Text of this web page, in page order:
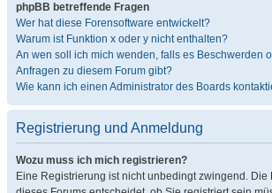
phpBB betreffende Fragen
Wer hat diese Forensoftware entwickelt?
Warum ist Funktion x oder y nicht enthalten?
An wen soll ich mich wenden, falls es Beschwerden
Anfragen zu diesem Forum gibt?
Wie kann ich einen Administrator des Boards
Registrierung und Anmeldung
Wozu muss ich mich registrieren?
Eine Registrierung ist nicht unbedingt zwingend. Die